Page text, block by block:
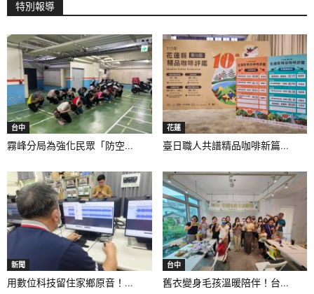
特別報導
台中
霧峰分局為強化民眾「防空...
花蓮
臺日職人共譜精品咖啡新篇...
新聞
用數位科技留住家鄉原音！...
台中
舊衣變身毛孩溫暖陪伴！台...